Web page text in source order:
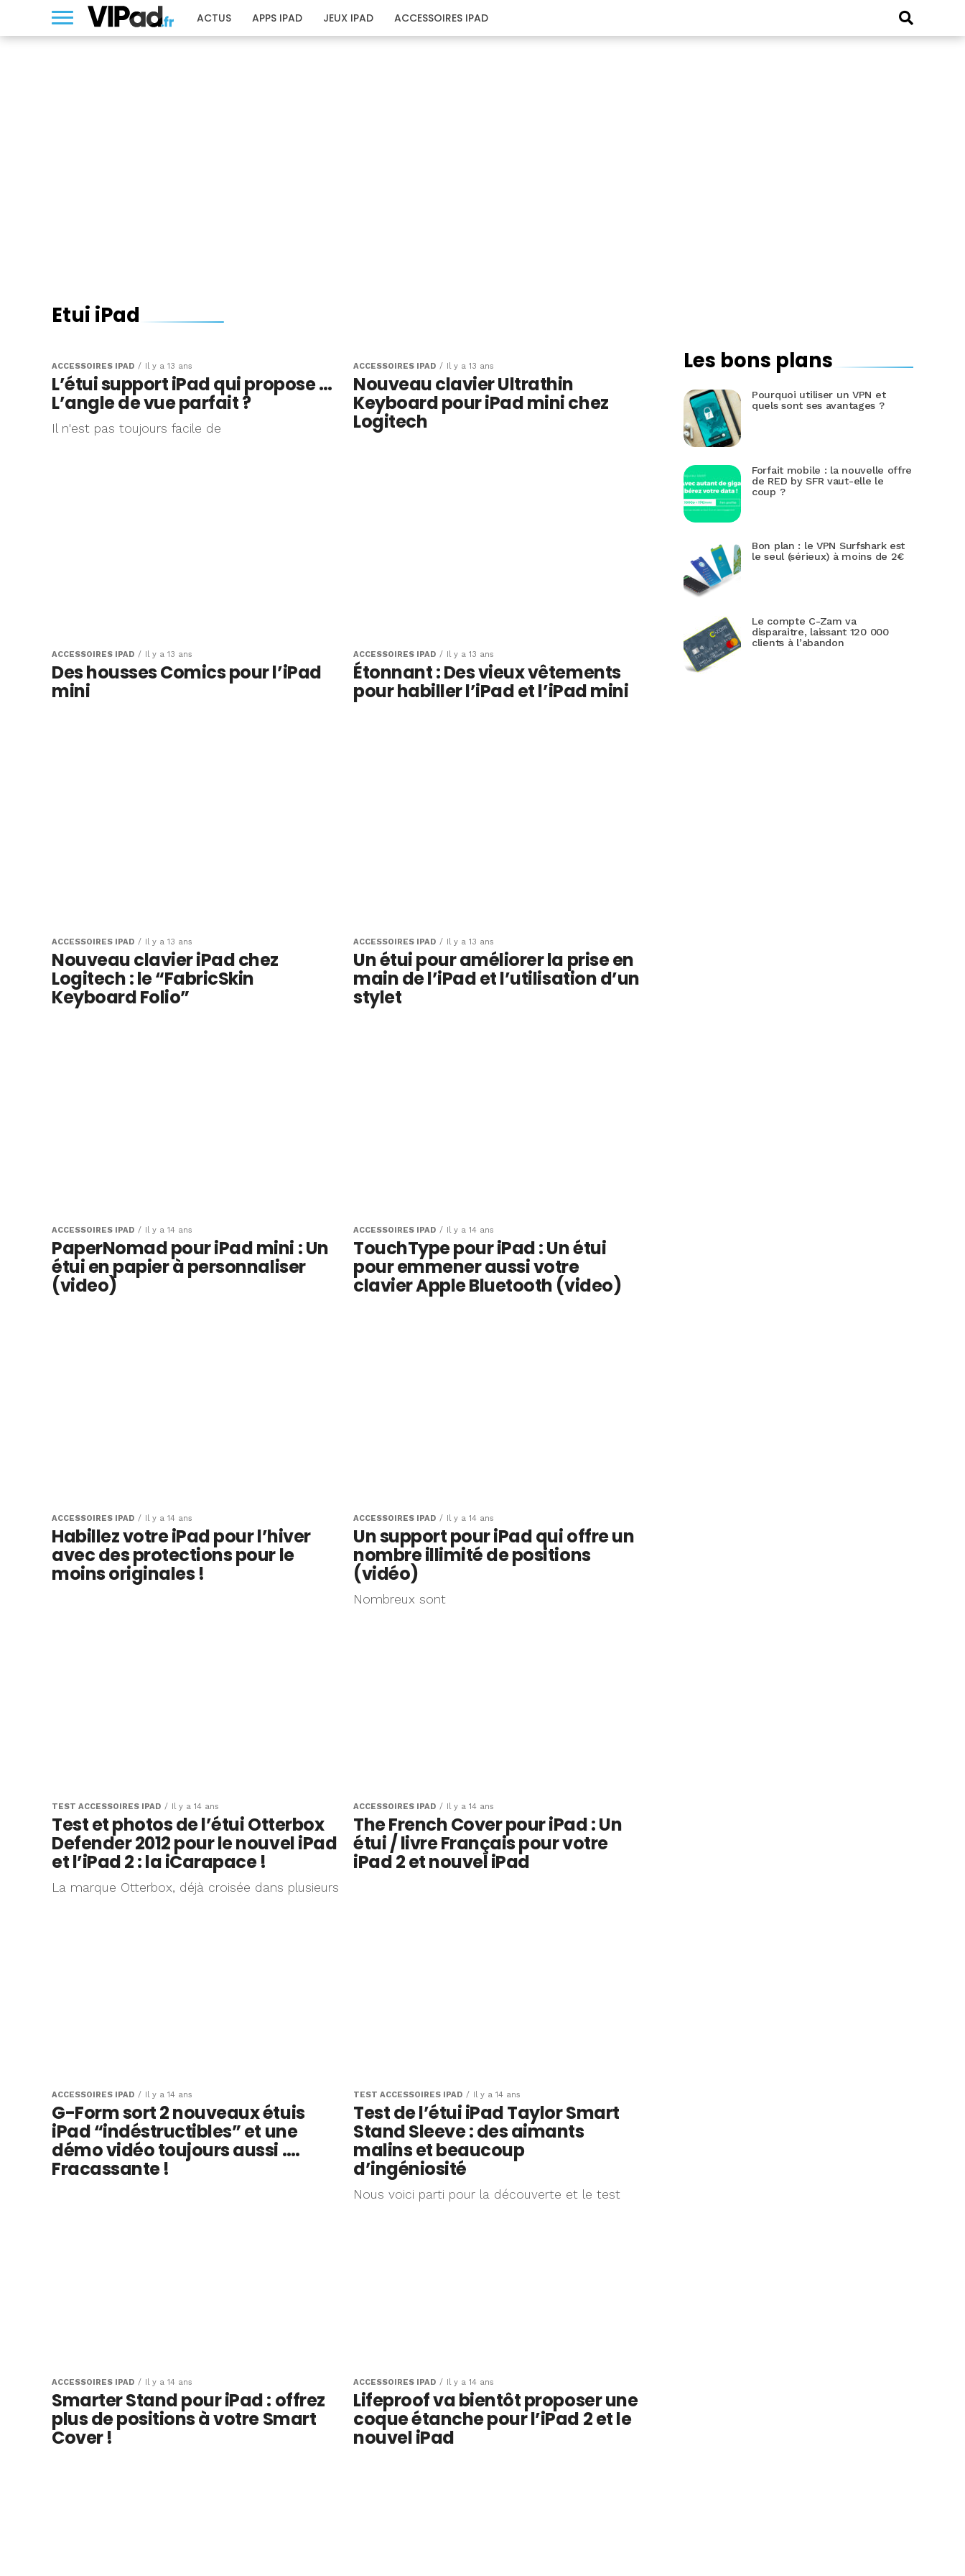
ACTUS APPS IPAD JEUX IPAD ACCESSOIRES IPAD
ETUI IPAD
Macally pour iPad Air
L'année 2014
Etui iPad
ACCESSOIRES IPAD Il y a 13 ans
L’étui support iPad qui propose …
L’angle de vue parfait ?
Il n'est pas toujours facile de
ACCESSOIRES IPAD Il y a 13 ans
Nouveau clavier Ultrathin
Keyboard pour iPad mini chez
Logitech
ACCESSOIRES IPAD Il y a 13 ans
Des housses Comics pour l’iPad
mini
ACCESSOIRES IPAD Il y a 13 ans
Étonnant : Des vieux vêtements
pour habiller l’iPad et l’iPad mini
ACCESSOIRES IPAD Il y a 13 ans
Nouveau clavier iPad chez
Logitech : le “FabricSkin
Keyboard Folio”
ACCESSOIRES IPAD Il y a 13 ans
Un étui pour améliorer la prise en
main de l’iPad et l’utilisation d’un
stylet
ACCESSOIRES IPAD Il y a 14 ans
PaperNomad pour iPad mini : Un
étui en papier à personnaliser
(video)
ACCESSOIRES IPAD Il y a 14 ans
TouchType pour iPad : Un étui
pour emmener aussi votre
clavier Apple Bluetooth (video)
ACCESSOIRES IPAD Il y a 14 ans
Habillez votre iPad pour l’hiver
avec des protections pour le
moins originales !
ACCESSOIRES IPAD Il y a 14 ans
Un support pour iPad qui offre un
nombre illimité de positions
(vidéo)
Nombreux sont
TEST ACCESSOIRES IPAD Il y a 14 ans
Test et photos de l’étui Otterbox
Defender 2012 pour le nouvel iPad
et l’iPad 2 : la iCarapace !
La marque Otterbox, déjà croisée dans plusieurs
ACCESSOIRES IPAD Il y a 14 ans
The French Cover pour iPad : Un
étui / livre Français pour votre
iPad 2 et nouvel iPad
ACCESSOIRES IPAD Il y a 14 ans
G-Form sort 2 nouveaux étuis
iPad “indéstructibles” et une
démo vidéo toujours aussi ….
Fracassante !
TEST ACCESSOIRES IPAD Il y a 14 ans
Test de l’étui iPad Taylor Smart
Stand Sleeve : des aimants
malins et beaucoup
d’ingéniosité
Nous voici parti pour la découverte et le test
ACCESSOIRES IPAD Il y a 14 ans
Smarter Stand pour iPad : offrez
plus de positions à votre Smart
Cover !
ACCESSOIRES IPAD Il y a 14 ans
Lifeproof va bientôt proposer une
coque étanche pour l’iPad 2 et le
nouvel iPad
Les bons plans
Pourquoi utiliser un VPN et
quels sont ses avantages ?
Forfait mobile : la nouvelle offre
de RED by SFR vaut-elle le
coup ?
Bon plan : le VPN Surfshark est
le seul (sérieux) à moins de 2€
Le compte C-Zam va
disparaitre, laissant 120 000
clients à l’abandon